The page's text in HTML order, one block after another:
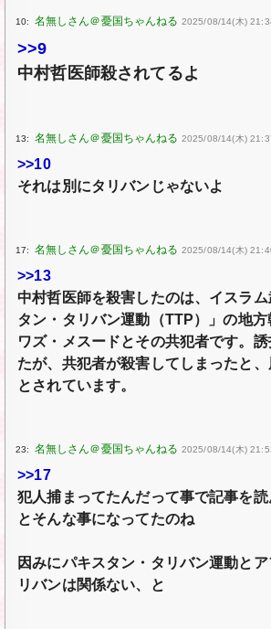
10: 2025/08/14(木)
>>9
中村哲医師殺されてるよ
13: 2025/08/14(木)
>>10
それは別にタリバンじゃないよ
17: 2025/08/14(木)
>>13
中村哲医師を殺害したのは、イスラ
タン・タリバン運動（TTP）」の地
ワズ・メスードとその共犯者です。
たが、共犯者が殺害してしまったと
とされています。
23: 2025/08/14(木)
>>17
犯人捕まってたんだって事で記事を
とそんな事になってたのね
因みにパキスタン・タリバン運動と
リバンは関係ない、と